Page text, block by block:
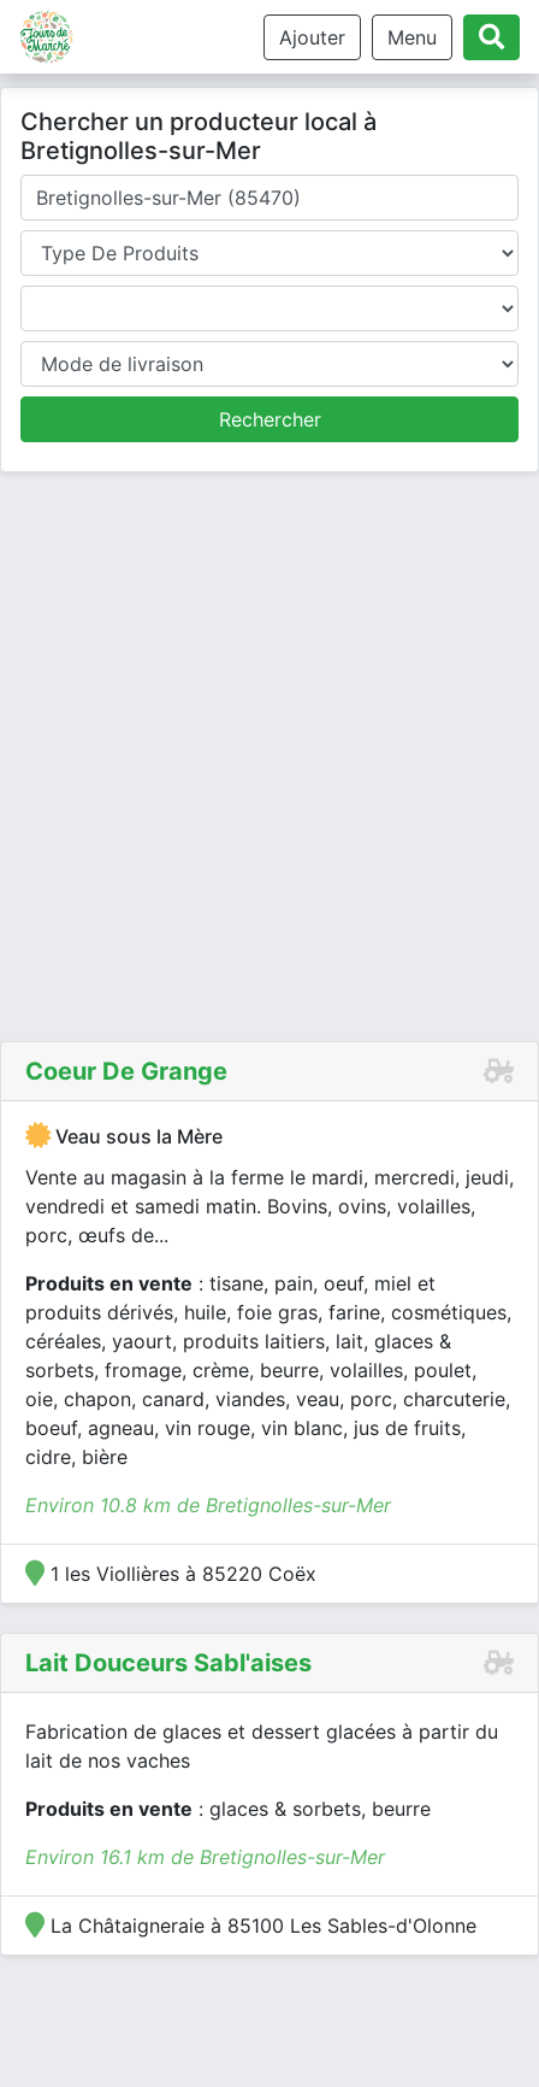
Ajouter Menu
Chercher un producteur local à
Bretignolles-sur-Mer
Où cherchez-vous un producteur ?
Type de produits
Produits
Mode de livraison
Rechercher
Coeur De Grange
Veau sous la Mère
Vente au magasin à la ferme le mardi, mercredi, jeudi,
vendredi et samedi matin. Bovins, ovins, volailles,
porc, œufs de...
Produits en vente : tisane, pain, oeuf, miel et
produits dérivés, huile, foie gras, farine, cosmétiques,
céréales, yaourt, produits laitiers, lait, glaces &
sorbets, fromage, crème, beurre, volailles, poulet,
oie, chapon, canard, viandes, veau, porc, charcuterie,
boeuf, agneau, vin rouge, vin blanc, jus de fruits,
cidre, bière
Environ 10.8 km de Bretignolles-sur-Mer
1 les Viollières à 85220 Coëx
Lait Douceurs Sabl'aises
Fabrication de glaces et dessert glacées à partir du
lait de nos vaches
Produits en vente : glaces & sorbets, beurre
Environ 16.1 km de Bretignolles-sur-Mer
La Châtaigneraie à 85100 Les Sables-d'Olonne